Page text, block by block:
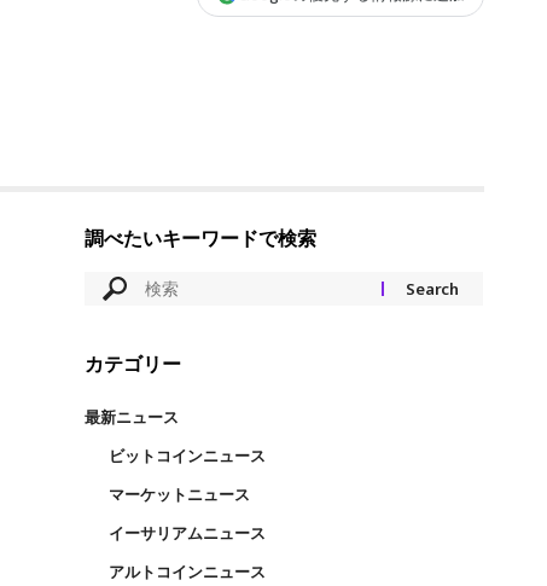
調べたいキーワードで検索
カテゴリー
最新ニュース
ビットコインニュース
マーケットニュース
イーサリアムニュース
アルトコインニュース